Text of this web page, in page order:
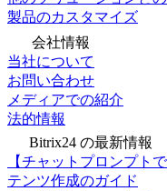
製品のカスタマイズ
会社情報
当社について
お問い合わせ
メディアでの紹介
法的情報
Bitrix24 の最新情報
【チャットプロンプト
テンツ作成のガイド